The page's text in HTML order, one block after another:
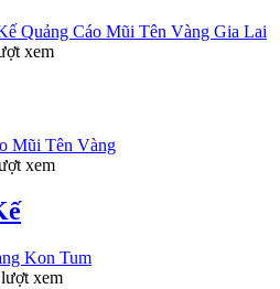
Quảng Cáo Mũi Tên Vàng Gia Lai
xem
Mũi Tên Vàng
xem
Kon Tum
xem